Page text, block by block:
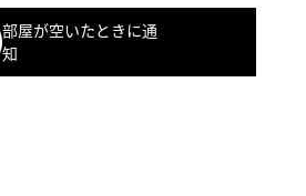
部屋が空いたときに通
知